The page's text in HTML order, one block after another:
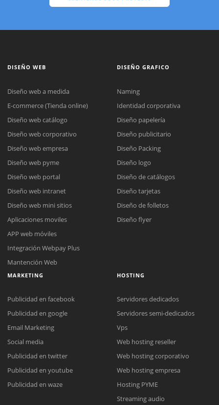
Reunión online
Meet para la reunión online.
Cotización
Chat Online
Todos nuestros ejecutivos están fuera de línea. Complete el formulario
DISEÑO WEB
Diseño web a medida
E-commerce (Tienda online)
Diseño web catálogo
Diseño web corporativo
Diseño web empresa
Diseño web pyme
Diseño web portal
Diseño web intranet
Diseño web mini sitios
Aplicaciones moviles
APP web móviles
Integración Webpay Plus
Mantención Web
DISEÑO GRAFICO
Naming
Identidad corporativa
Diseño papelería
Diseño publicitario
Diseño Packing
Diseño logo
Diseño de catálogos
Diseño tarjetas
Diseño de folletos
Diseño flyer
MARKETING
Publicidad en facebook
Publicidad en google
Email Marketing
Social media
Publicidad en twitter
Publicidad en youtube
Publicidad en waze
HOSTING
Servidores dedicados
Servidores semi-dedicados
Vps
Web hosting reseller
Web hosting corporativo
Web hosting empresa
Hosting PYME
Streaming audio